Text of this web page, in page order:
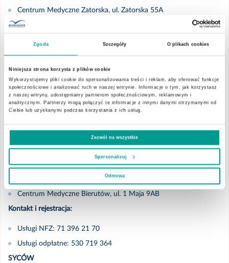
Zgoda Szczegóły O plikach cookies
Niniejsza strona korzysta z plików cookie
Wykorzystujemy pliki cookie do spersonalizowania treści i reklam, aby oferować funkcje
społecznościowe i analizować ruch w naszej witrynie. Informacje o tym, jak korzystasz
z naszej witryny, udostępniamy partnerom społecznościowym, reklamowym i
analitycznym. Partnerzy mogą połączyć te informacje z innymi danymi otrzymanymi od
Ciebie lub uzyskanymi podczas korzystania z ich usług.
Zezwól na wszystkie
Spersonalizuj
Odmowa
2025
Październik
Wrzesień
Czerwiec
Marzec
Styczeń
Centrum Medyczne Zatorska, ul. Zatorska 55A
Kontakt i rejestracja:
Usługi NFZ: 71 344 91 44
Centrum Medyczne Daszyńskiego, ul. Daszyńskiego 2A
Centrum Medyczne 3 Maja, ul. 3 Maja 43-46A
Usługi NFZ: 71 396 21 70
Usługi odpłatne: 71 396 21 71
Centrum Medyczne Bierutów, ul. 1 Maja 9AB
Kontakt i rejestracja:
Usługi NFZ: 71 396 21 70
Usługi odpłatne: 530 719 364
SYCÓW